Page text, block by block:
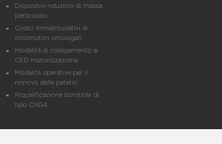
Dispositivi riduzioni di massa
particolato
Codici immatricolativi di
ciclomotori omologati
Modalità di collegamento al
CED motorizzazione
Modalità operative per il
rinnovo delle patenti
Riqualificazione bombole di
tipo CNG4